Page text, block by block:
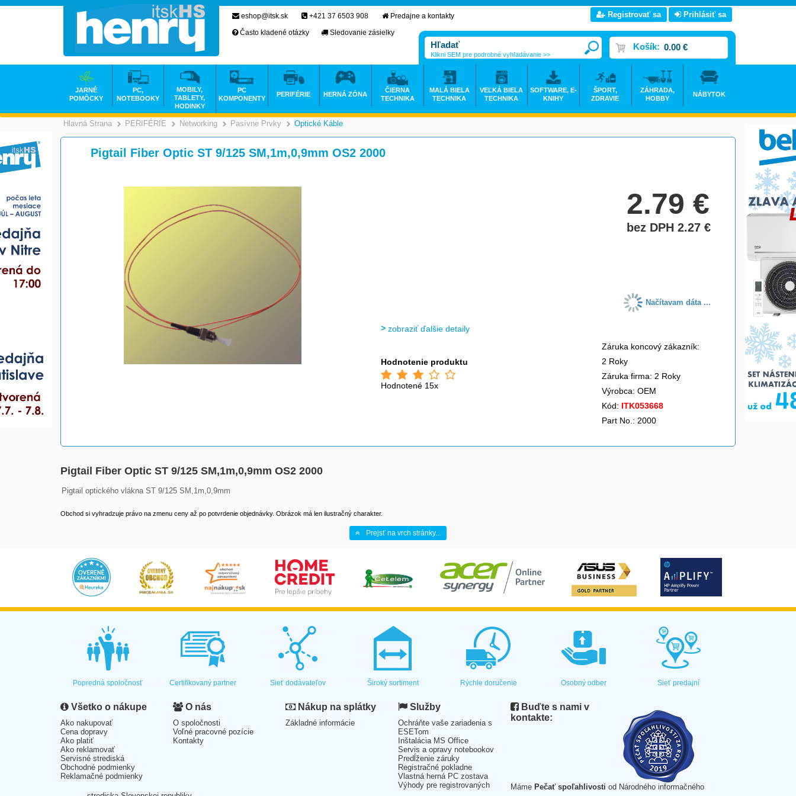
Hlavná Strana >
PERIFÉRIE >
Networking >
Pasívne Prvky >
Optické Káble
Pigtail Fiber Optic ST 9/125 SM,1m,0,9mm OS2 2000
2.79€
bez DPH 2.27€
Načítavam dáta ...
zobraziť ďalšie detaily
Hodnotenie produktu
Hodnotené 15x
Záruka koncový zákazník:
2 Roky
Záruka firma: 2 Roky
Výrobca: OEM
Kód: ITK053668
Part No.: 2000
Pigtail Fiber Optic ST 9/125 SM,1m,0,9mm OS2 2000
Pigtail optického vlákna ST 9/125 SM,1m,0,9mm
Obchod si vyhradzuje právo na zmenu ceny až po potvrdenie objednávky. Obrázok má len ilustračný charakter.
Prejsť na vrch stránky...
eshop@itsk.sk +421 37 6503 908
Predajne a kontakty
Často kladené otázky
Sledovanie zásielky
Registrovať sa Prihlásiť sa
Košík: 0.00 €
Klikni SEM pre podrobné vyhľadávanie >>
JARNÉ
POMÔCKY
PC,
NOTEBOOKY
MOBILY,
TABLETY,
HODINKY
PC
KOMPONENTY
PERIFÉRIE HERNÁ ZÓNA
ČIERNA
TECHNIKA
MALÁ BIELA
TECHNIKA
VEĽKÁ BIELA
TECHNIKA
SOFTWARE, E-
KNIHY
ŠPORT,
ZDRAVIE
ZÁHRADA,
HOBBY
NÁBYTOK
Popredná spoločnosť Certifikovaný partner Sieť dodávateľov Široký sortiment Rýchle doručenie Osobný odber Sieť predajní
Všetko o nákupe
Ako nakupovať
Cena dopravy
Ako platiť
Ako reklamovať
Servisné strediská
Obchodné podmienky
Reklamačné podmienky
O nás
O spoločnosti
Voľné pracovné pozície
Kontakty
Nákup na splátky
Základné informácie
Služby
Ochráňte vaše zariadenia s
ESETom
Inštalácia MS Office
Servis a opravy notebookov
Predĺženie záruky
Registračné pokladne
Vlastná herná PC zostava
Výhody pre registrovaných
Buďte s nami v
kontakte:
Máme Pečať spoľahlivosti od Národného informačného